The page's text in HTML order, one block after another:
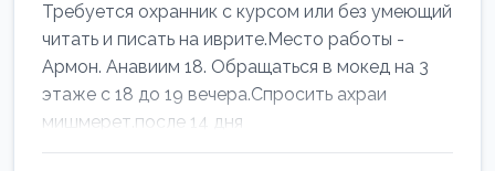
Требуется охранник с курсом или без умеющий
читать и писать на иврите.Место работы -
Армон. Анавиим 18. Обращаться в мокед на 3
этаже с 18 до 19 вечера.Спросить ахраи
мишмерет.после 14 дня